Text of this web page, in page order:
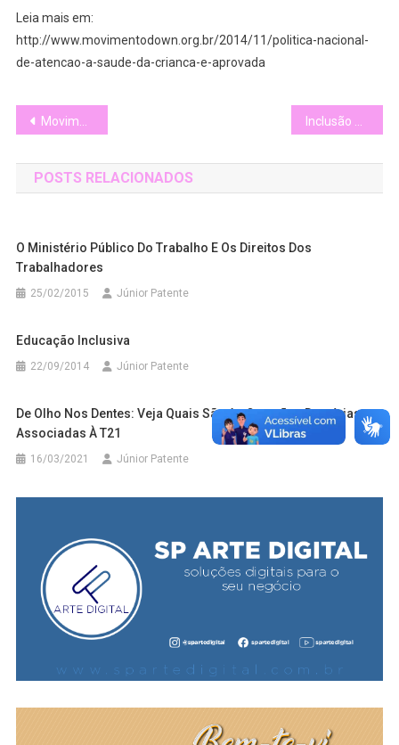
Leia mais em:
http://www.movimentodown.org.br/2014/11/politica-nacional-
de-atencao-a-saude-da-crianca-e-aprovada
Navegação
de
Post
Movimento Down lança campanha #EscolaParaTodos para promover direito à educação inclusiva
POSTS RELACIONADOS
O Ministério Público Do Trabalho E Os Direitos Dos
Trabalhadores
25/02/2015 Júnior Patente
Educação Inclusiva
22/09/2014 Júnior Patente
De Olho Nos Dentes: Veja Quais São As Questões Dentárias
Associadas À T21
16/03/2021 Júnior Patente